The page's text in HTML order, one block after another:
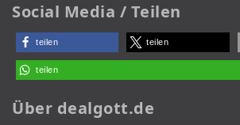
Social Media / Teilen
teilen teilen
teilen
Über dealgott.de